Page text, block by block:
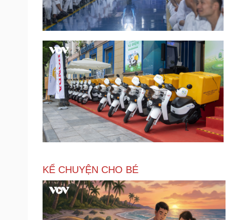
KỂ CHUYỆN CHO BÉ